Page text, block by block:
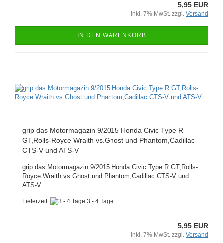
5,95 EUR
inkl. 7% MwSt. zzgl. Versand
IN DEN WARENKORB
grip das Motormagazin 9/2015 Honda Civic Type R
GT,Rolls-Royce Wraith vs.Ghost und Phantom,Cadillac
CTS-V und ATS-V
grip das Motormagazin 9/2015 Honda Civic Type R GT,Rolls-
Royce Wraith vs.Ghost und Phantom,Cadillac CTS-V und
ATS-V
Lieferzeit: 3 - 4 Tage
5,95 EUR
inkl. 7% MwSt. zzgl. Versand